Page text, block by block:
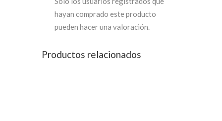
hayan comprado este producto
pueden hacer una valoración.
Productos relacionados